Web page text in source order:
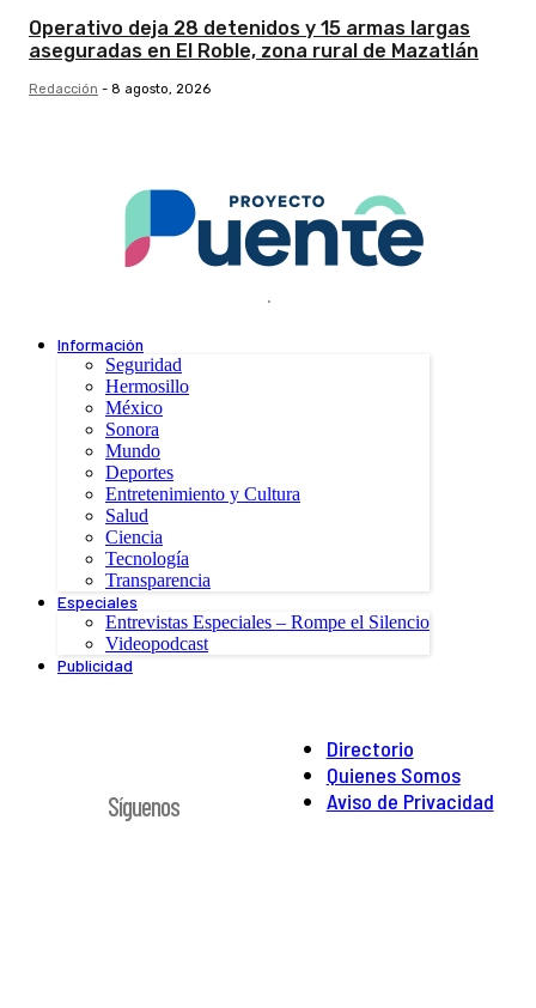
Operativo deja 28 detenidos y 15 armas largas
aseguradas en El Roble, zona rural de Mazatlán
Redacción - 8 agosto, 2026
.
Información
Seguridad
Hermosillo
México
Sonora
Mundo
Deportes
Entretenimiento y Cultura
Salud
Ciencia
Tecnología
Transparencia
Especiales
Entrevistas Especiales – Rompe el Silencio
Videopodcast
Publicidad
Directorio
Quienes Somos
Aviso de Privacidad
Síguenos